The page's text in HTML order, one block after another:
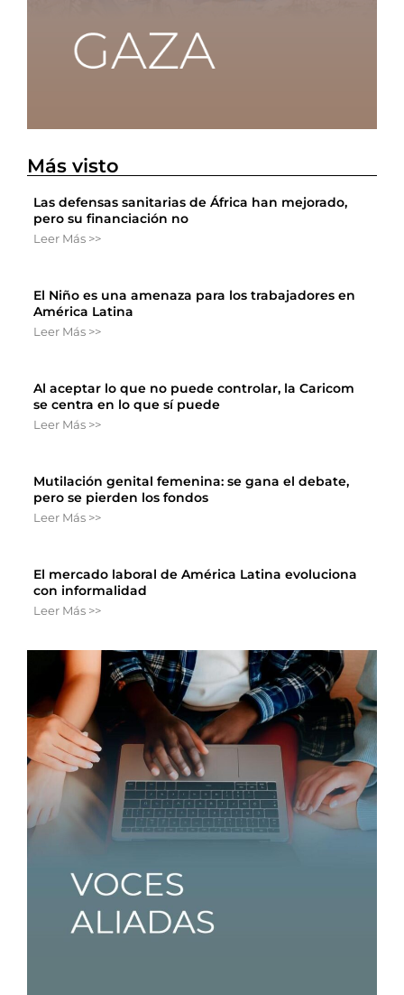
Más visto
Las defensas sanitarias de África han mejorado,
pero su financiación no
Leer Más >>
El Niño es una amenaza para los trabajadores en
América Latina
Leer Más >>
Al aceptar lo que no puede controlar, la Caricom
se centra en lo que sí puede
Leer Más >>
Mutilación genital femenina: se gana el debate,
pero se pierden los fondos
Leer Más >>
El mercado laboral de América Latina evoluciona
con informalidad
Leer Más >>